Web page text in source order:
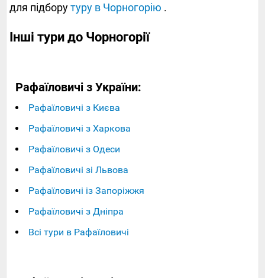
для підборутуру в Чорногорію .
Інші тури до Чорногорії
Рафаїловичі з України:
Рафаїловичі з Києва
Рафаїловичі з Харкова
Рафаїловичі з Одеси
Рафаїловичі зі Львова
Рафаїловичі із Запоріжжя
Рафаїловичі з Дніпра
Всі тури в Рафаїловичі